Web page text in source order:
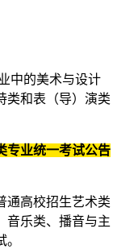
中的美术与设计
类和表（导）演类
专业统一考试公告
高校招生艺术类
音乐类、播音与主